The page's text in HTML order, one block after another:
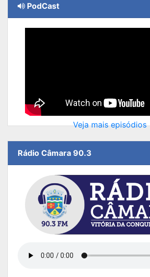
PodCast
Veja mais episódios
Rádio Câmara 90.3